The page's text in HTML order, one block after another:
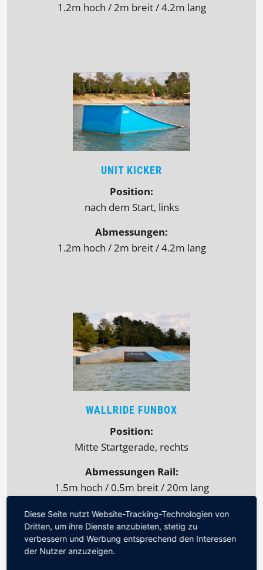
1.2m hoch / 2m breit / 4.2m lang
UNIT KICKER
Position:
nach dem Start, links
Abmessungen:
1.2m hoch / 2m breit / 4.2m lang
WALLRIDE FUNBOX
Position:
Mitte Startgerade, rechts
Abmessungen Rail:
1.5m hoch / 0.5m breit / 20m lang
Abmessungen Table:
1.0m hoch / 2.5m breit / 5m lang
Diese Seite nutzt Website-Tracking-Technologien von
Dritten, um ihre Dienste anzubieten, stetig zu
verbessern und Werbung entsprechend den Interessen
der Nutzer anzuzeigen.